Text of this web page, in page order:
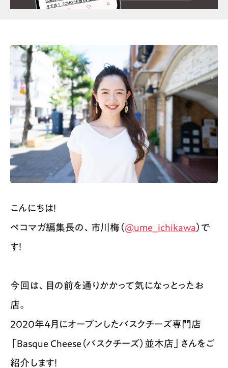
こんにちは！
ペコマガ編集長の、市川梅（@ume_ichikawa）で
す！
今回は、目の前を通りかかって気になっとったお
店。
2020年4月にオープンしたバスクチーズ専門店
「Basque Cheese（バスクチーズ）並木店」さんをご
紹介します！